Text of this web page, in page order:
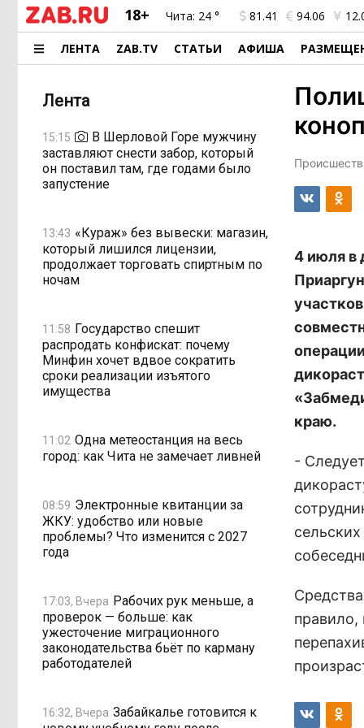
18+ Чита: 24 ° 81.41 94.06
ЛЕНТА ZAB.TV СТАТЬИ АФИША
Лента
15:15
В Шерловой Горе мужчину
заставляют снести забор, который
он поставил там, где годами было
запустение
13:43 «Кураж» без вывески: магазин,
который лишился лицензии,
продолжает торговать спиртным по
ночам
11:58 Государство спешит
распродать конфискат: почему
Минфин хочет вдвое сократить
сроки реализации изъятого
имущества
11:02 Одна метеостанция на весь
город: как Чита не замечает ливней
08:59 Электронные квитанции за
ЖКУ: удобство или новые
проблемы? Что изменится с 2027
года
17:03, Вчера Рабочих рук меньше, а
проверок — больше: как
ужесточение миграционного
законодательства бьёт по карману
работодателей
16:32, Вчера Забайкалье готовится к
4 июля в
краю.
-